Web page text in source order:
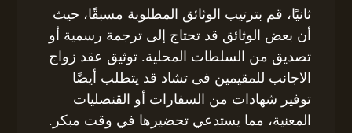
ثانيًا، قم بترتيب الوثائق المطلوبة مسبقًا، حيث
أن بعض الوثائق قد تحتاج إلى ترجمة رسمية أو
تصديق من السلطات المحلية. توثيق عقد زواج
الاجانب للمقيمين فى تشاد قد يتطلب أيضًا
توفير شهادات من السفارات أو القنصليات
المعنية، مما يستدعي تحضيرها في وقت مبكر.